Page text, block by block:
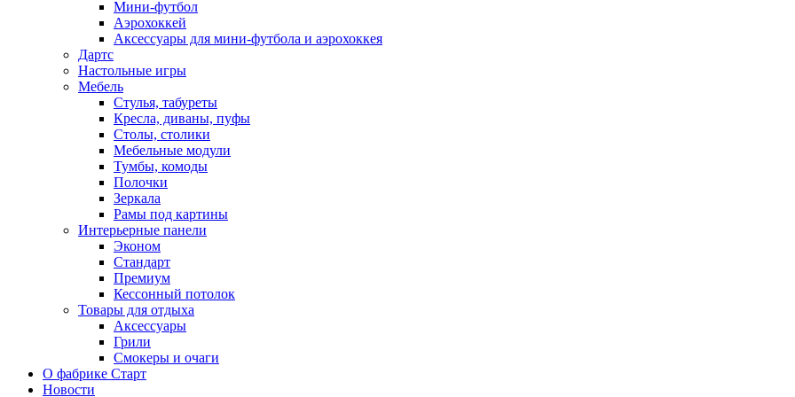
Мини-футбол
Аэрохоккей
Аксессуары для мини-футбола и аэрохоккея
Дартс
Настольные игры
Мебель
Стулья, табуреты
Кресла, диваны, пуфы
Столы, столики
Мебельные модули
Тумбы, комоды
Полочки
Зеркала
Рамы под картины
Интерьерные панели
Эконом
Стандарт
Премиум
Кессонный потолок
Товары для отдыха
Аксессуары
Грили
Смокеры и очаги
О фабрике Старт
Новости